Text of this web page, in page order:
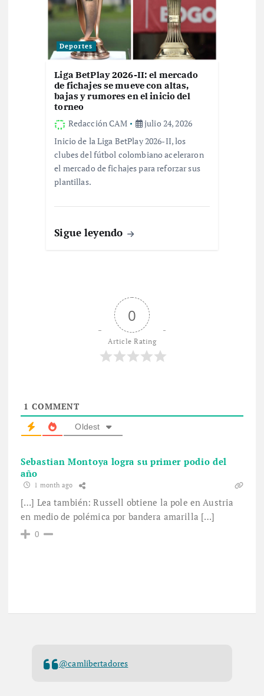
Deportes
Liga BetPlay 2026-II: el mercado
de fichajes se mueve con altas,
bajas y rumores en el inicio del
torneo
Redacción CAM
julio 24, 2026
Inicio de la Liga BetPlay 2026-II, los
clubes del fútbol colombiano aceleraron
el mercado de fichajes para reforzar sus
plantillas.
Sigue leyendo
0
Article Rating
1 COMMENT
Oldest
Sebastian Montoya logra su primer podio del
año
1 month ago
[…] Lea también: Russell obtiene la pole en Austria
en medio de polémica por bandera amarilla […]
0
@camlibertadores